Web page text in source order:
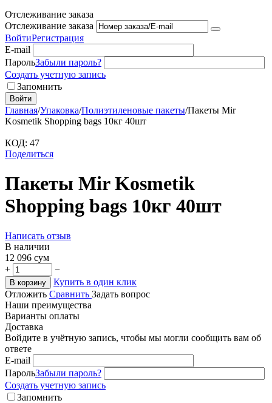
Отслеживание заказа
Отслеживание заказа
ВойтиРегистрация
E-mail
ПарольЗабыли пароль?
Создать учетную запись
Запомнить
Войти
Главная/Упаковка/Полиэтиленовые пакеты/Пакеты Mir
Kosmetik Shopping bags 10кг 40шт
КОД: 47
Поделиться
Пакеты Mir Kosmetik
Shopping bags 10кг 40шт
Написать отзыв
В наличии
12 096 сум
+
−
В корзину
Купить в один клик
Отложить Сравнить Задать вопрос
Наши преимущества
Варианты оплаты
Доставка
Войдите в учётную запись, чтобы мы могли сообщить вам об
ответе
E-mail
ПарольЗабыли пароль?
Создать учетную запись
Запомнить